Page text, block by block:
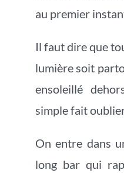
au premier
Il faut dire que
lumière soit
ensoleillé
simple fait
On entre dans
long bar qui